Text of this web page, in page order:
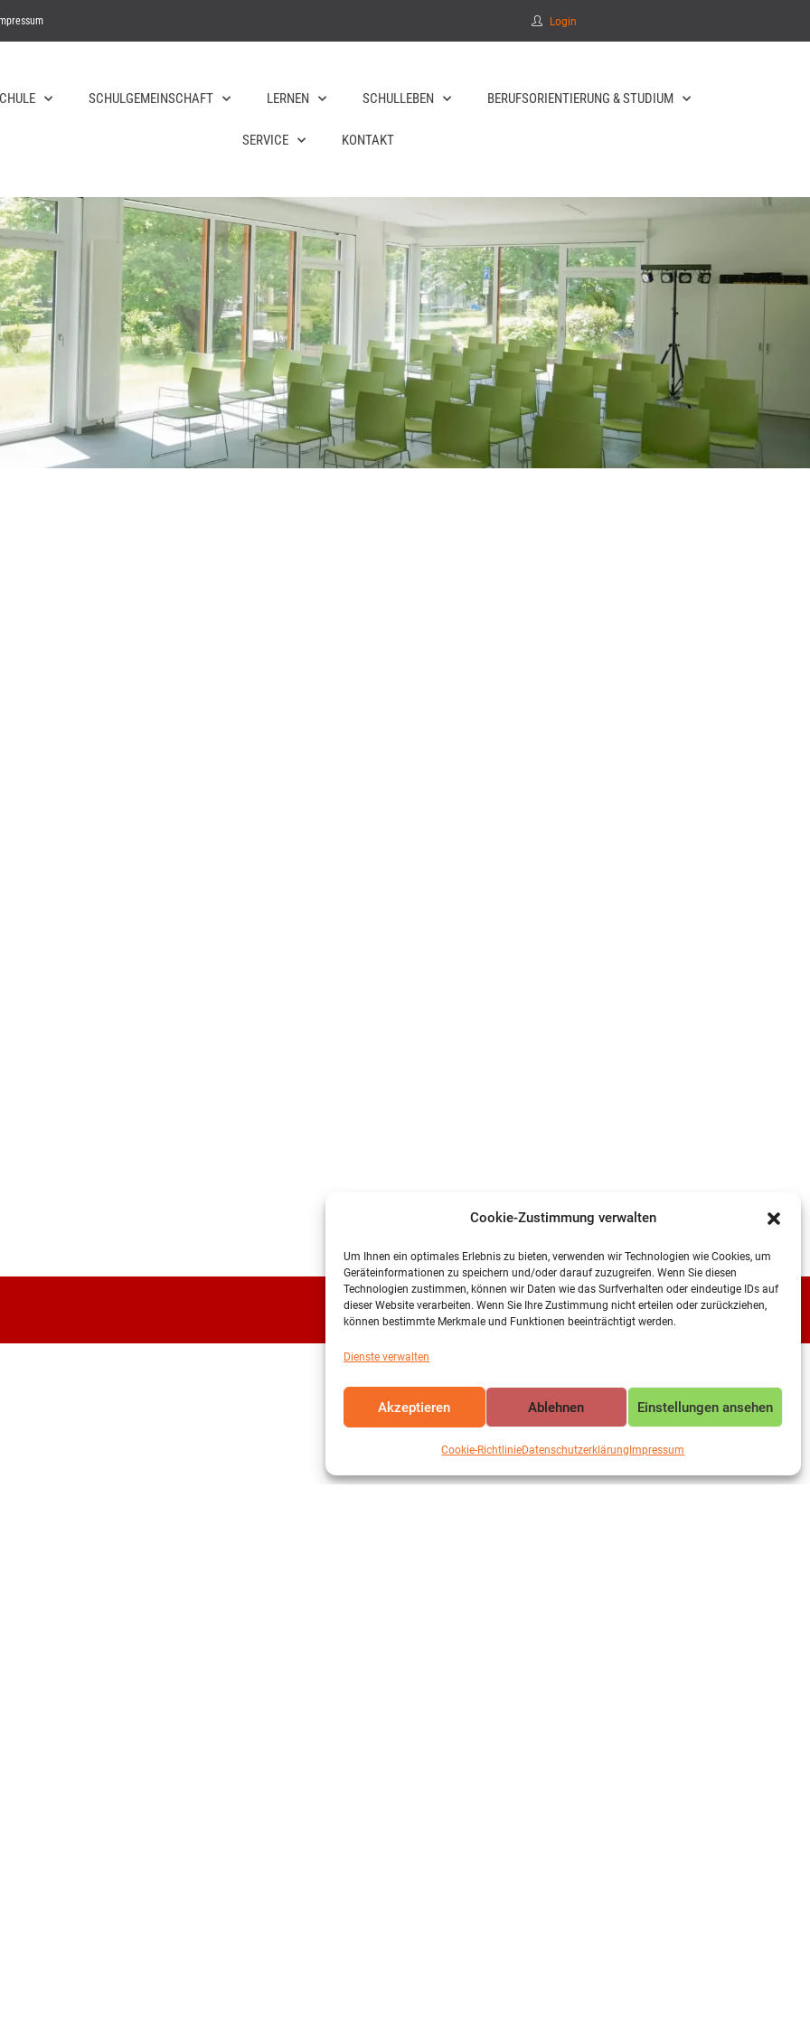
Cookie-Zustimmung verwalten
Um Ihnen ein optimales Erlebnis zu bieten, verwenden wir Technologien wie Cookies, um
Geräteinformationen zu speichern und/oder darauf zuzugreifen. Wenn Sie diesen
Technologien zustimmen, können wir Daten wie das Surfverhalten oder eindeutige IDs auf
dieser Website verarbeiten. Wenn Sie Ihre Zustimmung nicht erteilen oder zurückziehen,
können bestimmte Merkmale und Funktionen beeinträchtigt werden.
Dienste verwalten
Akzeptieren Ablehnen Einstellungen ansehen
Cookie-RichtlinieDatenschutzerklärung Impressum
Login
SCHULGEMEINSCHAFT LERNEN SCHULLEBEN BERUFSORIENTIERUNG & STUDIUM
SERVICE KONTAKT